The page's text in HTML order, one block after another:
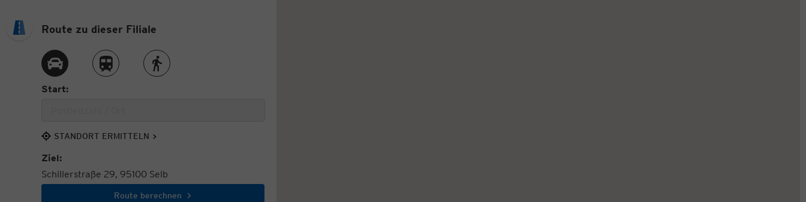
Route zu dieser Filiale
Route per AutoRoute per ZugRoute zu Fuß
Start:
STANDORT ERMITTELN
Ziel:
Schillerstraße 29, 95100 Selb
Route berechnen